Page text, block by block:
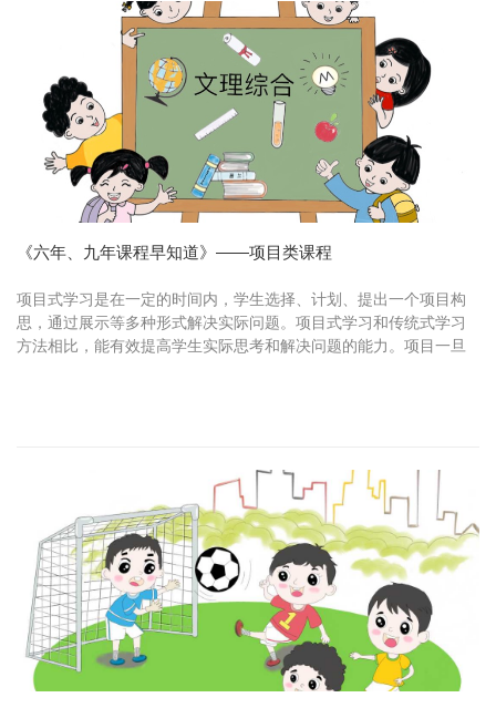
《六年、九年课程早知道》——项目类课程
项目式学习是在一定的时间内，学生选择、计划、提出一个项目构
思，通过展示等多种形式解决实际问题。项目式学习和传统式学习
方法相比，能有效提高学生实际思考和解决问题的能力。项目一旦